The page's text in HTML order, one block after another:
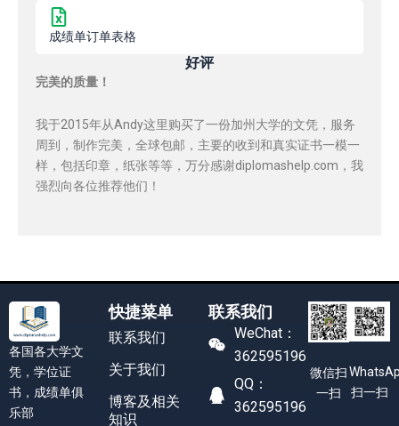
成绩单订单表格
好评
完美的质量！
我于2015年从Andy这里购买了一份加州大学的文凭，服务
周到，制作完美，全球包邮，主要的收到和真实证书一模一
样，包括印章，纸张等等，万分感谢diplomashelp.com，我
强烈向各位推荐他们！
各国各大学文
凭，学位证
书，成绩单俱
乐部
快捷菜单
联系我们
关于我们
博客及相关
知识
联系我们
WeChat：
362595196
QQ：
362595196
微信扫
一扫
扫一扫